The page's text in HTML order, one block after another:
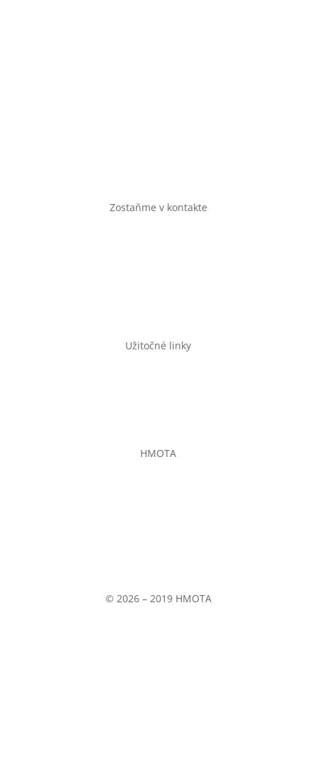
Zostaňme v kontakte
Užitočné linky
HMOTA
© 2026 – 2019 HMOTA